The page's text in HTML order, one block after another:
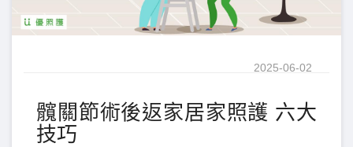
2025-06-02
髖關節術後返家居家照護 六大
技巧